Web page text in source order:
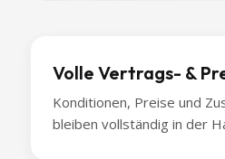
Volle Vertrags- &
Konditionen, Preise und
bleiben vollständig in der